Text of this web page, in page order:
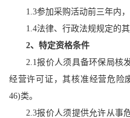
1.3参加采购活动前三年内
1.4法律、行政法规规定的其
2、 特定资格条件
2.1报价人须具备环保局核
经营许可证，其核准经营危险
46)类。
2.3报价人须提供允许从事